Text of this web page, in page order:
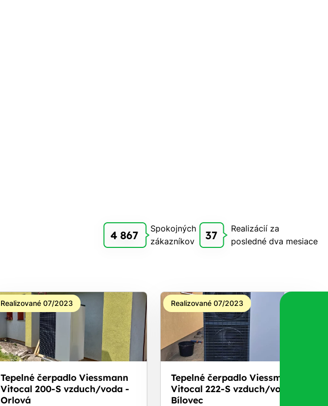
4 867
Spokojných
zákazníkov
37
Realizácií za
posledné dva mesiace
Realizované 07/2023
Tepelné čerpadlo Viessmann
Vitocal 200-S vzduch/voda -
Orlová
Realizované 07/2023
Tepelné čerpadlo Viessmann
Vitocal 222-S vzduch/voda -
Bílovec